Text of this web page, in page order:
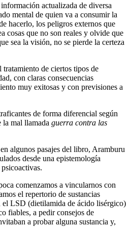
actualizada de diversa
mental de quien va a consumir la
hacerlo, los peligros externos que
cosas que no son reales y olvide que
sea la visión, no se pierde la certeza
de ciertos tipos de
con claras consecuencias
muy exitosas y con previsiones a
de forma diferencial según
la mal llamada guerra contra las
algunos pasajes del libro, Aramburu
desde una epistemología
comenzamos a vincularnos con
el repertorio de sustancias
el LSD (dietilamida de ácido lisérgico)
fiables, a pedir consejos de
a probar alguna sustancia y,